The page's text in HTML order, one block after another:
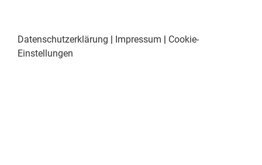
Datenschutzerklärung Impressum
Cookie-
Einstellungen